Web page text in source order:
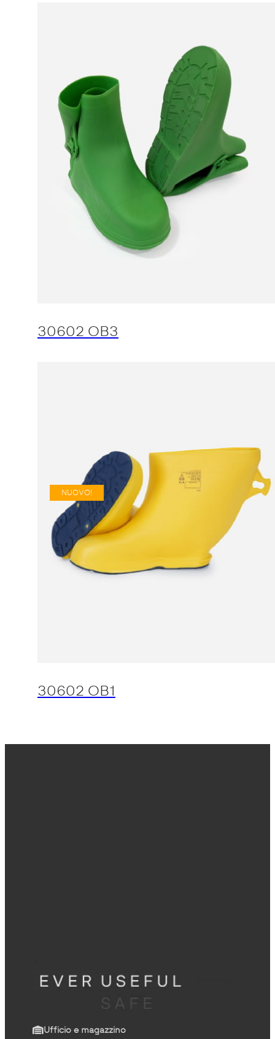
30602 OB3
NUOVO!
30602 OB1
Ufficio e magazzino